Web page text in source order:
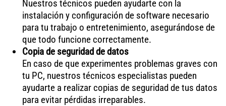
Nuestros técnicos pueden ayudarte con la
instalación y configuración de software necesario
para tu trabajo o entretenimiento, asegurándose de
que todo funcione correctamente.
Copia de seguridad de datos
En caso de que experimentes problemas graves con
tu PC, nuestros técnicos especialistas pueden
ayudarte a realizar copias de seguridad de tus datos
para evitar pérdidas irreparables.